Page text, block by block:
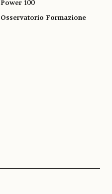
Power 100
Osservatorio Formazione